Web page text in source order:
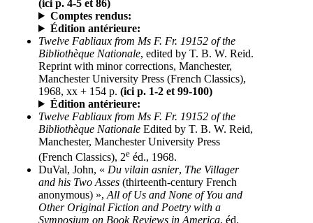
(ici p. 4-5 et 86)
Comptes rendus:
Édition antérieure:
Twelve Fabliaux from Ms F. Fr. 19152 of the
Bibliothèque Nationale, edited by T. B. W. Reid.
Reprint with minor corrections, Manchester,
Manchester University Press (French Classics),
1968, xx + 154 p. (ici p. 1-2 et 99-100)
Édition antérieure:
Twelve Fabliaux from Ms F. Fr. 19152 of the
Bibliothèque Nationale Edited by T. B. W. Reid,
Manchester, Manchester University Press
(French Classics), 2e éd., 1968.
DuVal, John, « Du vilain asnier, The Villager
and his Two Asses (thirteenth-century French
anonymous) », All of Us and None of You and
Other Original Fiction and Poetry with a
Symposium on Book Reviews in America, éd.